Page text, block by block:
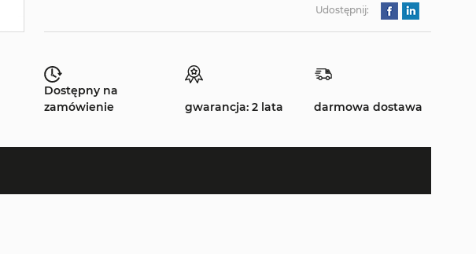
Udostępnij:
Dostępny na
zamówienie
gwarancja: 2 lata darmowa dostawa